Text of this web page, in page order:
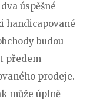
úspěšné
handicapované
budou
předem
prodeje.
může úplně